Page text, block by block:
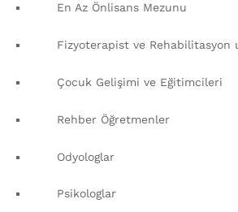
En Az Önlisans Mezunu
Fizyoterapist ve Rehabilitasyon
Çocuk Gelişimi ve Eğitimcileri
Rehber Öğretmenler
Odyologlar
Psikologlar